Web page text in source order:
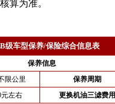
算为准。
级车型保养/保险综合信息表
保养信息
限公里 保养周期
元左右 更换机油三滤费用